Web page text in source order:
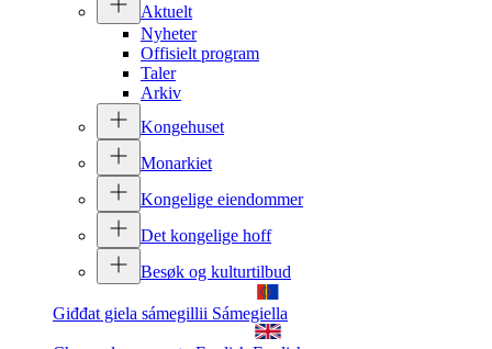
Aktuelt
Nyheter
Offisielt program
Taler
Arkiv
Kongehuset
Monarkiet
Kongelige eiendommer
Det kongelige hoff
Besøk og kulturtilbud
Giđđat giela sámegillii Sámegiella